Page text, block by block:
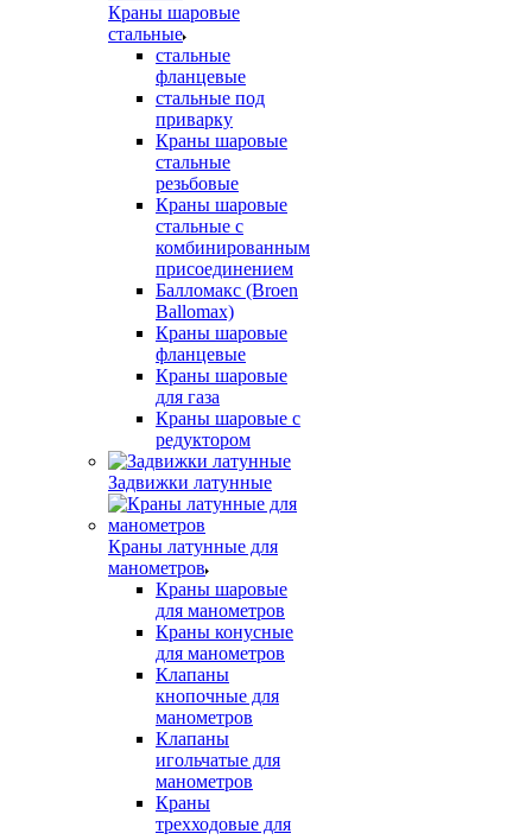
Краны шаровые
стальные
стальные
фланцевые
стальные под
приварку
Краны шаровые
стальные
резьбовые
Краны шаровые
стальные с
комбинированным
присоединением
Балломакс (Broen
Ballomax)
Краны шаровые
фланцевые
Краны шаровые
для газа
Краны шаровые с
редуктором
Задвижки латунные
Краны латунные для
манометров
Краны шаровые
для манометров
Краны конусные
для манометров
Клапаны
кнопочные для
манометров
Клапаны
игольчатые для
манометров
Краны
трехходовые для